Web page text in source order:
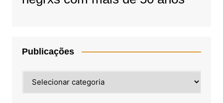
Publicações